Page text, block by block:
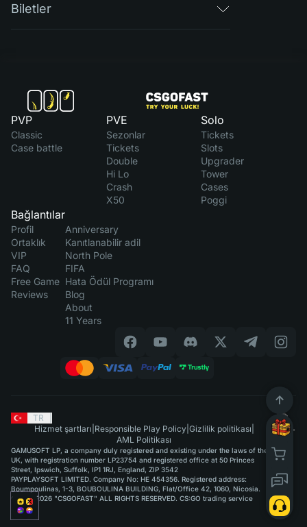
Biletler
PVP
Classic
Case battle
PVE
Sezonlar
Tickets
Double
Hi Lo
Crash
X50
Solo
Tickets
Slots
Upgrader
Tower
Cases
Poggi
Bağlantılar
Profil
Ortaklık
VIP
FAQ
Free Game
Reviews
Anniversary
Kanıtlanabilir adil
North Pole
FIFA
Hata Ödül Programı
Blog
About
11 Years
TR
Hizmet şartları Responsible Play Policy| Gizlilik politikası
AML Politikası
GAMUSOFT LP, a company duly registered and existing under the laws of the
UK, with registration number LP23754 and registered office at 50 Princes
Street, Ipswich, Suffolk, IP1 1RJ, England, ZIP 3542
PAYPLAYSOFT LIMITED. Company No: HE 454356. Registered address:
Boumpoulinas, 1-3, BOUBOULINA BUILDING, Flat/Office 42, 1060, Nicosia.
©2015-2026 "CSGOFAST" ALL RIGHTS RESERVED. CS:GO trading service